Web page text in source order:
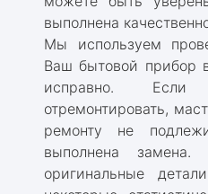
выполнена
Мы используем
Ваш бытовой прибор
исправно.
отремонтировать,
ремонту не
выполнена замена.
оригинальные